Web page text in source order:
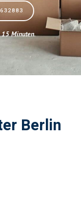
Minuten.
Berlin